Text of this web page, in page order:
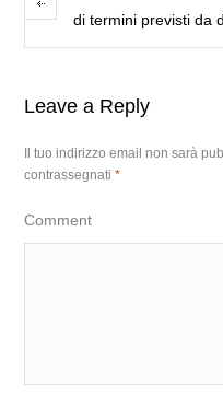
di termini previsti da
Leave a Reply
Il tuo indirizzo email non sarà
contrassegnati*
Comment